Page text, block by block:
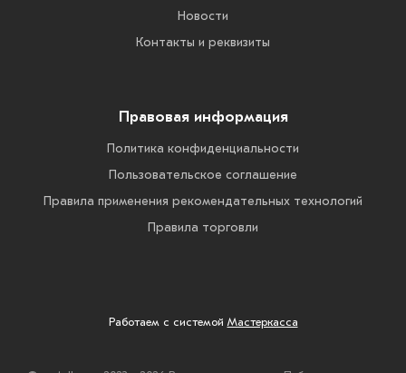
Новости
Контакты и реквизиты
Правовая информация
Политика конфиденциальности
Пользовательское соглашение
Правила применения рекомендательных технологий
Правила торговли
Работаем с системой Мастеркасса